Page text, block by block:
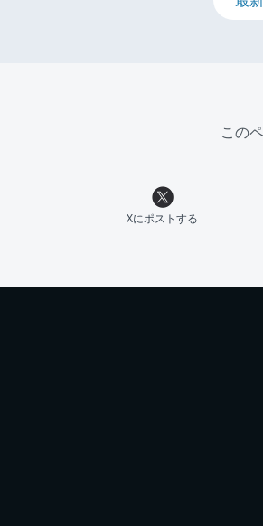
この
Xにポストする